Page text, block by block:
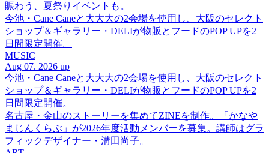
賑わう、夏祭りイベントも。
今池・Cane Caneと大大大の2会場を使用し、大阪のセレクト
ショップ＆ギャラリー・DELIが物販とフードのPOP UPを2
日間限定開催。
MUSIC
Aug 07. 2026 up
今池・Cane Caneと大大大の2会場を使用し、大阪のセレクト
ショップ＆ギャラリー・DELIが物販とフードのPOP UPを2
日間限定開催。
名古屋・金山のストーリーを集めてZINEを制作。「かなや
まじんくらぶ」が2026年度活動メンバーを募集。講師はグラ
フィックデザイナー・溝田尚子。